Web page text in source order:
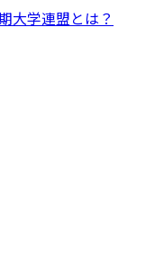
大学連盟とは？